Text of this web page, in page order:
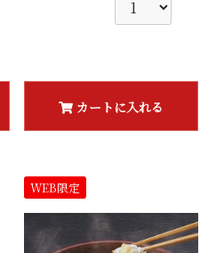
カートに入れる
WEB限定